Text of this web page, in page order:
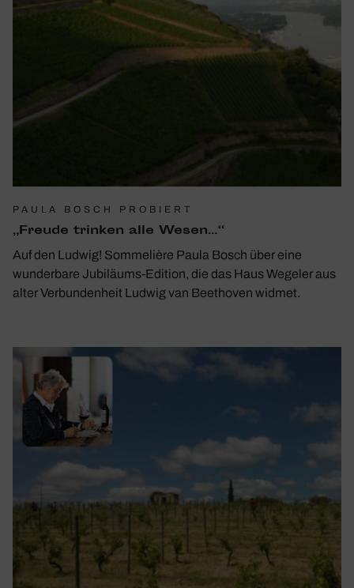
PAULA BOSCH PROBIERT
„Freude trinken alle Wesen…“
Auf den Ludwig! Sommelière Paula Bosch über eine
wunderbare Jubiläums-Edition, die das Haus Wegeler aus
alter Verbundenheit Ludwig van Beethoven widmet.